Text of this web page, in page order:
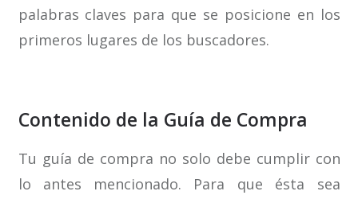
palabras claves para que se posicione en los
primeros lugares de los buscadores.
Contenido de la Guía de Compra
Tu guía de compra no solo debe cumplir con
lo antes mencionado. Para que ésta sea